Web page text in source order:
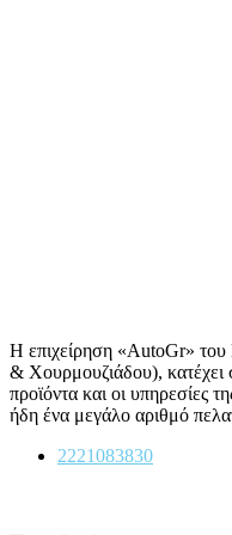
Η επιχείρηση «AutoGr» του
& Χουρμουζιάδου),
προϊόντα και οι υπηρεσίες
ήδη ένα μεγάλο αριθμό
2221083830